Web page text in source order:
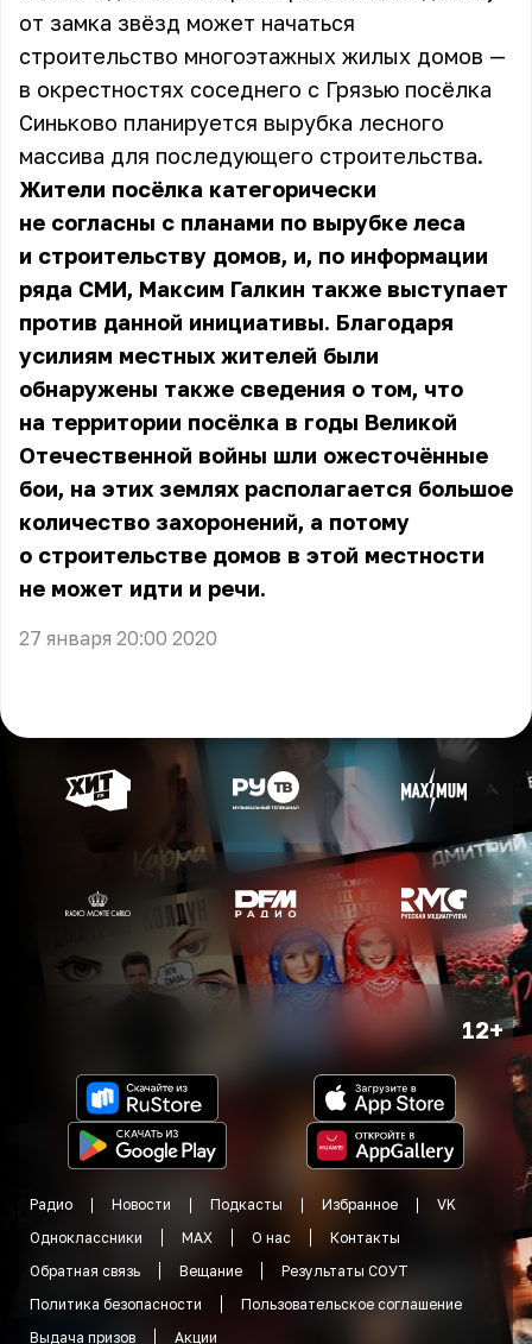
от замка звёзд может начаться
строительство многоэтажных жилых домов —
в окрестностях соседнего с Грязью посёлка
Синьково планируется вырубка лесного
массива для последующего строительства.
Жители посёлка категорически
не согласны с планами по вырубке леса
и строительству домов, и, по информации
ряда СМИ, Максим Галкин также выступает
против данной инициативы. Благодаря
усилиям местных жителей были
обнаружены также сведения о том, что
на территории посёлка в годы Великой
Отечественной войны шли ожесточённые
бои, на этих землях располагается большое
количество захоронений, а потому
о строительстве домов в этой местности
не может идти и речи.
27 января 20:00 2020
12+
Радио Новости Подкасты Избранное
VK
Одноклассники
MAX О нас
Контакты
Обратная связь
Вещание
Результаты СОУТ
Политика безопасности
Пользовательское соглашение
Выдача призов
Акции